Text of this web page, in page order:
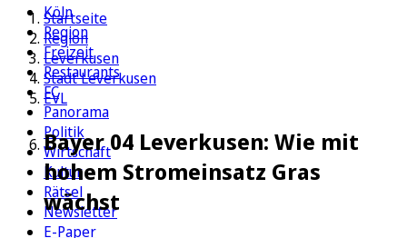
Köln
Region
Freizeit
Restaurants
FC
Panorama
Politik
Wirtschaft
Kultur
Rätsel
Newsletter
E-Paper
Startseite
Region
Leverkusen
Stadt Leverkusen
EVL
Bayer 04 Leverkusen: Wie mit
hohem Stromeinsatz Gras
wächst